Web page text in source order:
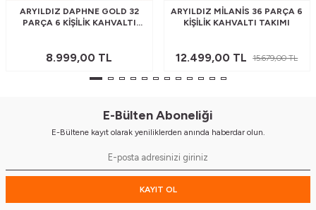
ARYILDIZ DAPHNE GOLD 32
PARÇA 6 KIŞILIK KAHVALTI
8.999,00 TL
ARYILDIZ MILANIS 36 PARÇA 6
KIŞILIK KAHVALTI TAKIMI
12.499,00 TL 15.679,00TL
E-Bülten Aboneliği
E-Bültene kayıt olarak yeniliklerden anında haberdar olun.
KAYIT OL